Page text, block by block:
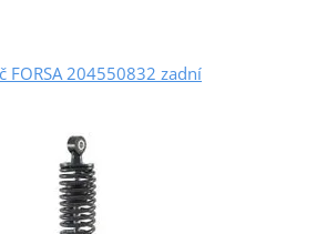
FORSA 204550832 zadní